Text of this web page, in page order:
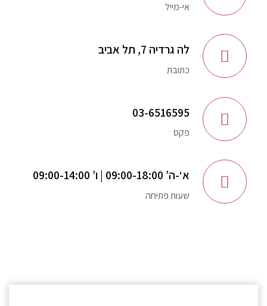
אי-מייל
לה גרדיה 7, תל אביב
כתובת
03-6516595
פקס
א‘-ה’ 09:00-18:00 | ו’ 09:00-14:00
שעות פתיחה